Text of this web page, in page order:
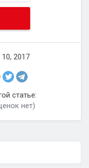
2017
статье:
нет)